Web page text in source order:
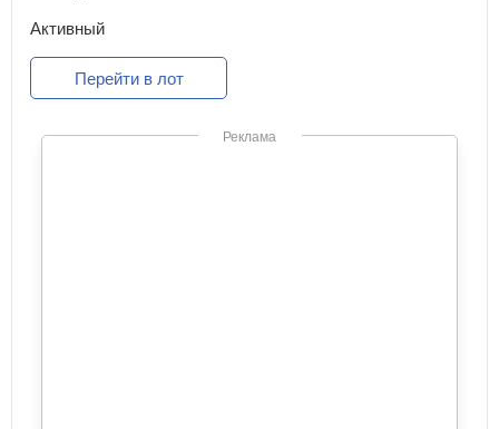
Активный
Перейти в лот
Реклама